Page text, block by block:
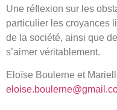
Une réflexion sur les
particulier les croyances
de la société, ainsi que
s’aimer véritablement.
Eloïse Boulerne et